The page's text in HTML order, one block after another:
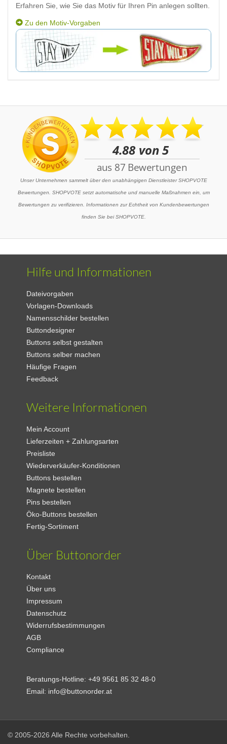
Erfahren Sie, wie Sie das Motiv für Ihren Pin anlegen sollten.
Zu den Motiv-Vorgaben
Unser Unternehmen sammelt über den unabhängigen Dienstleister SHOPVOTE
Bewertungen. SHOPVOTE setzt automatische und manuelle Maßnahmen ein, um
Bewertungen zu verifizieren. Informationen zur Echtheit von Kundenbewertungen
finden Sie bei SHOPVOTE.
Hilfe und Informationen
Dateivorgaben
Vorlagen-Downloads
Namensschilder bestellen
Buttondesigner
Buttons selbst gestalten
Buttons selber machen
Häufige Fragen
Feedback
Weitere Informationen
Mein Account
Lieferzeiten + Zahlungsarten
Preisliste
Wiederverkäufer-Konditionen
Buttons bestellen
Magnete bestellen
Pins bestellen
Öko-Buttons bestellen
Fertig-Sortiment
Über Buttonorder
Kontakt
Über uns
Impressum
Datenschutz
Widerrufsbestimmungen
AGB
Compliance
Beratungs-Hotline:+49 9561 85 32 48-0
Email: info@buttonorder.at
© 2005-2026 Alle Rechte vorbehalten.